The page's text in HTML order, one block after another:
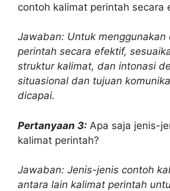
contoh kalimat perintah secara
Jawaban: Untuk menggunakan
perintah secara efektif,
struktur kalimat, dan intonasi
situasional dan tujuan
dicapai.
Pertanyaan 3: Apa saja jenis-
kalimat perintah?
Jawaban: Jenis-jenis contoh
antara lain kalimat perintah